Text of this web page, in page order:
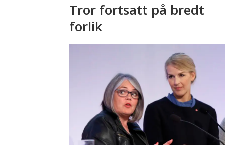
Tror fortsatt på bredt
forlik